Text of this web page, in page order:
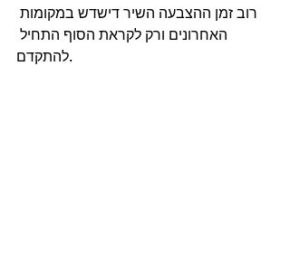
רוב זמן ההצבעה השיר דישדש במקומות
האחרונים ורק לקראת הסוף התחיל
להתקדם.